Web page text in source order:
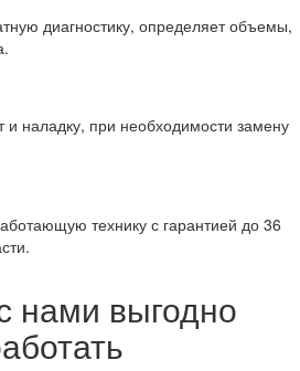
диагностику, определяет объемы,
и наладку, при необходимости замену
технику с гарантией до 36
нами выгодно